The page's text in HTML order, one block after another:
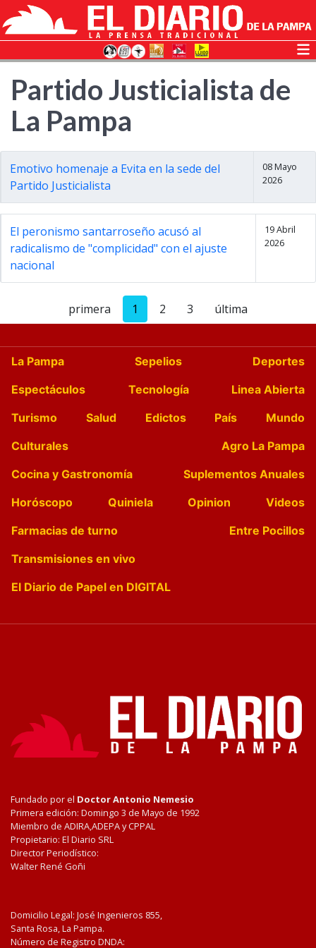
Partido Justicialista de
La Pampa
Emotivo homenaje a Evita en la sede del
Partido Justicialista
08 Mayo
2026
El peronismo santarroseño acusó al
radicalismo de "complicidad" con el ajuste
nacional
19 Abril
2026
primera 1 2 3 última
La Pampa Sepelios
Deportes
Espectáculos
Tecnología
Linea Abierta
Turismo
Salud Edictos País
Mundo
Culturales
Agro La Pampa
Cocina y Gastronomía
Suplementos Anuales
Horóscopo
Quiniela Opinion
Videos
Farmacias de turno
Entre Pocillos
Transmisiones en vivo
El Diario de Papel en DIGITAL
Fundado por el Doctor Antonio Nemesio
Primera edición: Domingo 3 de Mayo de 1992
Miembro de ADIRA,ADEPA y CPPAL
Propietario: El Diario SRL
Director Periodístico:
Walter René Goñi
Domicilio Legal: José Ingenieros 855,
Santa Rosa, La Pampa.
Número de Registro DNDA: